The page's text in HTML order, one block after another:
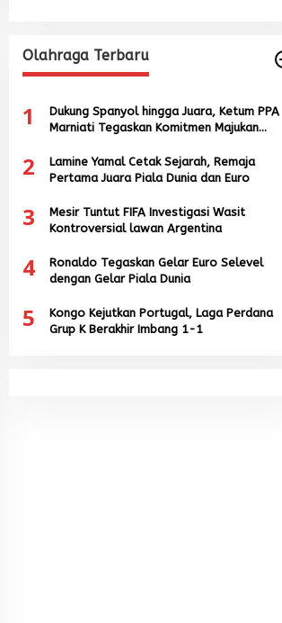
Olahraga Terbaru
1
Dukung Spanyol hingga Juara, Ketum PPA
Marniati Tegaskan Komitmen Majukan
2
Lamine Yamal Cetak Sejarah, Remaja
Pertama Juara Piala Dunia dan Euro
3
Mesir Tuntut FIFA Investigasi Wasit
Kontroversial lawan Argentina
4
Ronaldo Tegaskan Gelar Euro Selevel
dengan Gelar Piala Dunia
5
Kongo Kejutkan Portugal, Laga Perdana
Grup K Berakhir Imbang 1-1